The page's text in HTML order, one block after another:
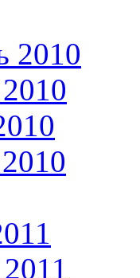
2010